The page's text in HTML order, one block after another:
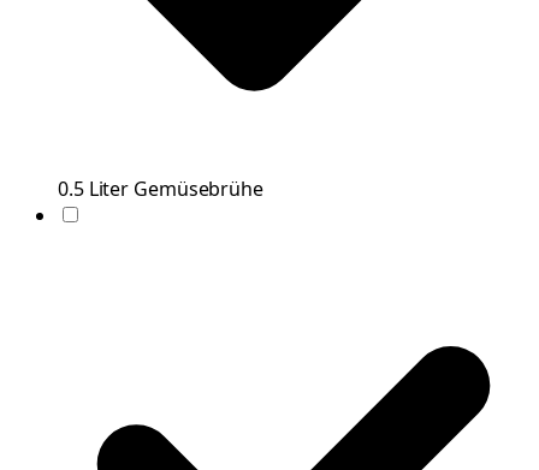
0.5 Liter Gemüsebrühe